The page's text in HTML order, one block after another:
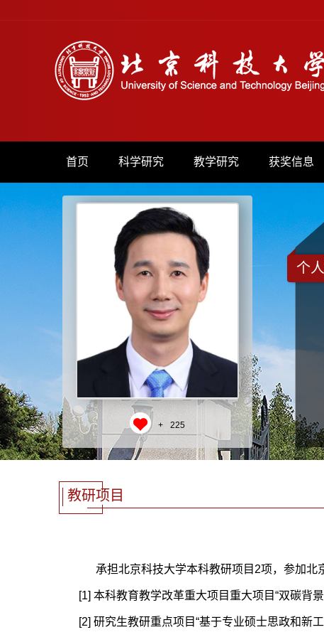
首页 科学研究 教学研究 获奖信息
+ 225
个
教研项目
承担北京科技大学本科教研项目2项，参加北
[1] 本科教育教学改革重大项目重大项目“双碳背
[2] 研究生教研重点项目“基于专业硕士思政和新